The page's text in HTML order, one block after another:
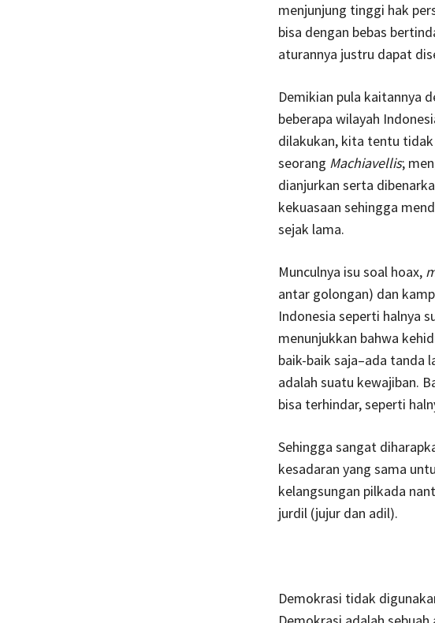
menjunjung tinggi hak
bisa dengan bebas
aturannya justru dapat
Demikian pula kaitannya
beberapa wilayah
dilakukan, kita tentu
seorang Machiavellis;
dianjurkan serta
kekuasaan sehingga
sejak lama.
Munculnya isu soal hoax,
antar golongan) dan
Indonesia seperti halnya
menunjukkan bahwa
baik-baik saja–ada tanda
adalah suatu kewajiban.
bisa terhindar, seperti
Sehingga sangat
kesadaran yang sama
kelangsungan pilkada
jurdil (jujur dan adil).
Demokrasi tidak